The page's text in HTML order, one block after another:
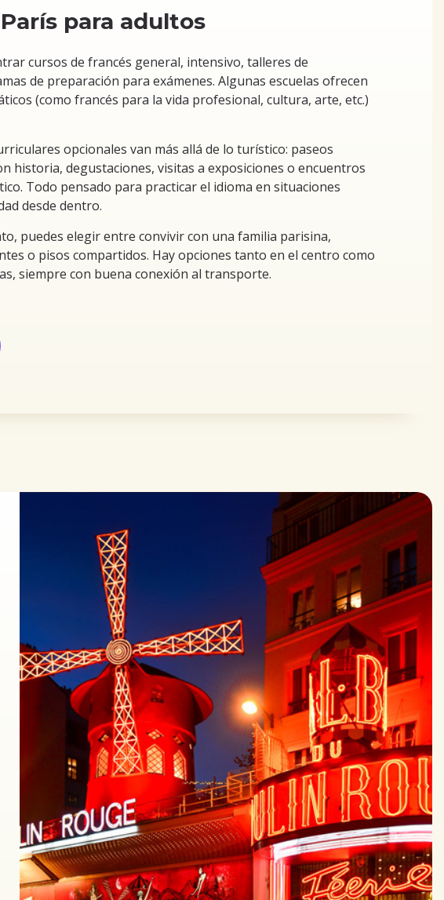
para adultos
cursos de francés general, intensivo, talleres de
de preparación para exámenes. Algunas escuelas ofrecen
(como francés para la vida profesional, cultura, arte, etc.)
opcionales van más allá de lo turístico: paseos
historia, degustaciones, visitas a exposiciones o encuentros
Todo pensado para practicar el idioma en situaciones
desde dentro.
puedes elegir entre convivir con una familia parisina,
o pisos compartidos. Hay opciones tanto en el centro como
siempre con buena conexión al transporte.